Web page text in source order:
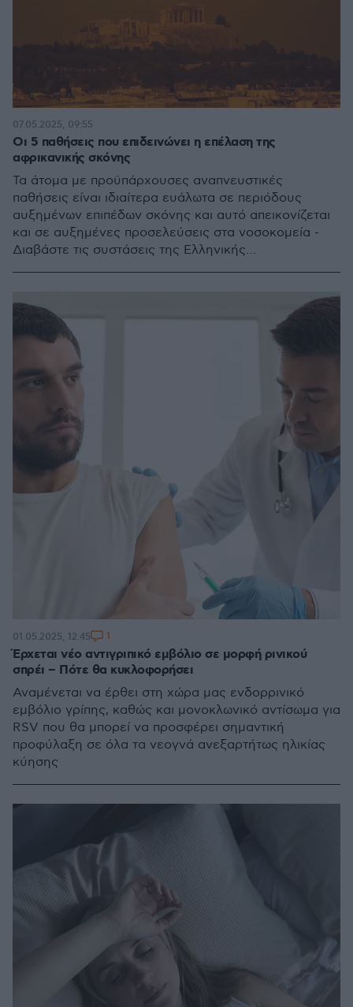
Οι 5 παθήσεις που επιδεινώνει η επέλαση της
αφρικανικής σκόνης
Τα άτομα με προϋπάρχουσες αναπνευστικές
παθήσεις είναι ιδιαίτερα ευάλωτα σε περιόδους
αυξημένων επιπέδων σκόνης και αυτό απεικονίζεται
και σε αυξημένες προσελεύσεις στα νοσοκομεία -
Διαβάστε τις συστάσεις της Ελληνικής
07.05.2025, 09:55
Έρχεται νέο αντιγριπικό εμβόλιο σε μορφή ρινικού
σπρέι – Πότε θα κυκλοφορήσει
Αναμένεται να έρθει στη χώρα μας ενδορρινικό
εμβόλιο γρίπης, καθώς και μονοκλωνικό αντίσωμα για
RSV που θα μπορεί να προσφέρει σημαντική
προφύλαξη σε όλα τα νεογνά ανεξαρτήτως ηλικίας
κύησης
01.05.2025, 12:45 1